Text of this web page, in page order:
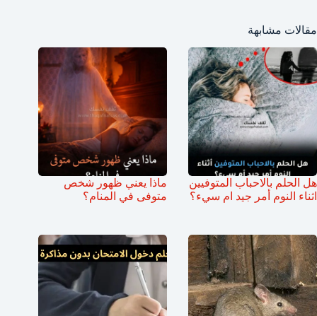
مقالات مشابهة
هل الحلم بالاحباب المتوفيين
اثناء النوم أمر جيد ام سيء؟
ماذا يعني ظهور شخص
متوفى في المنام؟